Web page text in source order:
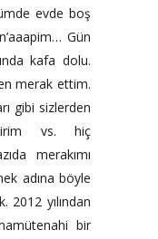
evde boş
Gün
kafa dolu.
merak ettim.
gibi sizlerden
vs. hiç
merakımı
adına böyle
2012 yılından
bir